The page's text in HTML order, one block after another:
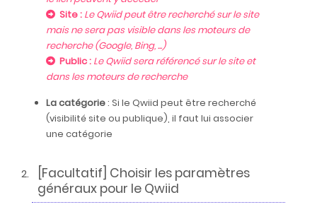
Site : Le Qwiid peut être recherché sur le site
mais ne sera pas visible dans les moteurs de
recherche (Google, Bing, ...)
Public : Le Qwiid sera référencé sur le site et
dans les moteurs de recherche
La catégorie: Si le Qwiid peut être recherché
(visibilité site ou publique), il faut lui associer
une catégorie
[Facultatif] Choisir les paramètres
généraux pour le Qwiid